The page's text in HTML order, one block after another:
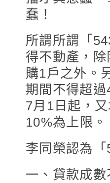
蠢！
所謂所謂「
得不動產，
購1戶之外。
期間不得超
7月1日起，
10%為上限。
李同榮認為
一、貸款成